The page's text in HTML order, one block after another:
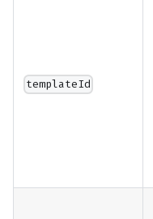
templateId